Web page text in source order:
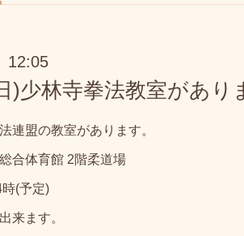
12:05
)少林寺拳法教室があり
連盟の教室があります。
合体育館 2階柔道場
(予定)
来ます。